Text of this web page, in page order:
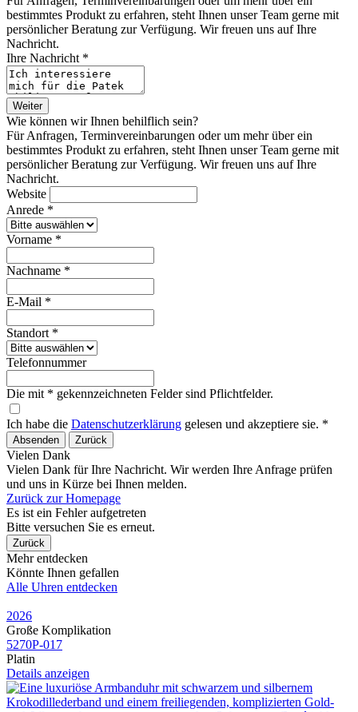
bestimmtes Produkt zu erfahren, steht Ihnen unser Team gerne mit
persönlicher Beratung zur Verfügung. Wir freuen uns auf Ihre
Nachricht.
Ihre Nachricht *
Weiter
Wie können wir Ihnen behilflich sein?
Für Anfragen, Terminvereinbarungen oder um mehr über ein
bestimmtes Produkt zu erfahren, steht Ihnen unser Team gerne mit
persönlicher Beratung zur Verfügung. Wir freuen uns auf Ihre
Nachricht.
Website
Anrede *
Vorname *
Nachname *
E-Mail *
Standort *
Telefonnummer
Die mit * gekennzeichneten Felder sind Pflichtfelder.
Ich habe die Datenschutzerklärung gelesen und akzeptiere sie. *
Absenden Zurück
Vielen Dank
Vielen Dank für Ihre Nachricht. Wir werden Ihre Anfrage prüfen
und uns in Kürze bei Ihnen melden.
Zurück zur Homepage
Es ist ein Fehler aufgetreten
Bitte versuchen Sie es erneut.
Zurück
Mehr entdecken
Könnte Ihnen gefallen
Alle Uhren entdecken
2026
Große Komplikation
5270P​-017
Platin
Details anzeigen